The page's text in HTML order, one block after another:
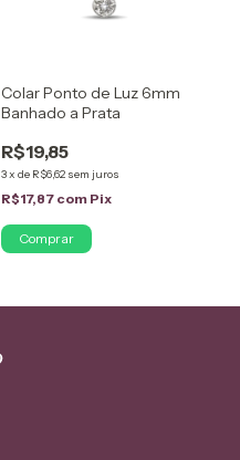
Colar Ponto de Luz 6mm
Banhado a Prata
R$19,85
3x de R$6,62 sem juros
R$17,87 com Pix